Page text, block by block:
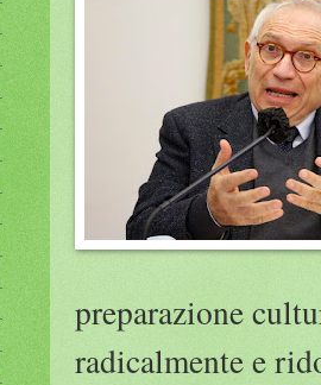
preparazione
radicalmente e